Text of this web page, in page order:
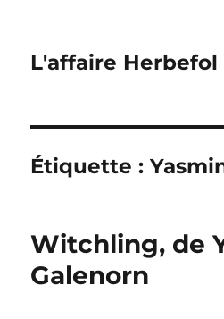
L'affaire Herbefol
Étiquette :
Witchling, de
Galenorn